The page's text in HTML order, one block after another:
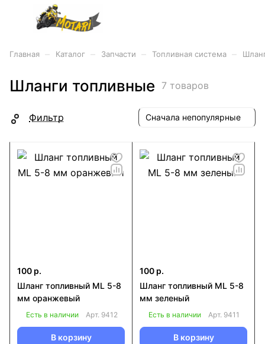
Главная Каталог Запчасти Топливная система
Шланги топливные 7 товаров
Фильтр Сначала непопулярные
100 р.
Шланг топливный ML 5-8
мм оранжевый
Есть в наличии Арт. 9412
В корзину
100 р.
Шланг топливный ML 5-8
мм зеленый
Есть в наличии Арт. 9411
В корзину